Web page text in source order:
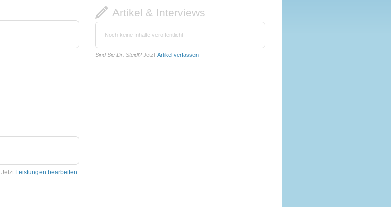
Jetzt Leistungen bearbeiten.
Artikel & Interviews
Noch keine Inhalte veröffentlicht
Sind Sie Dr. Steidl? Jetzt Artikel verfassen